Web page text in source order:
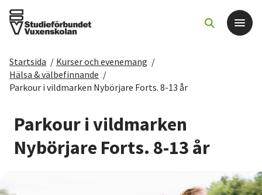
Det här gör vi
Sök kurser och evenemang
Startsida / Kurser och evenemang /
Hälsa & välbefinnande /
Parkour i vildmarken Nybörjare Forts. 8-13 år
Parkour i vildmarken
Nybörjare Forts. 8-13 år